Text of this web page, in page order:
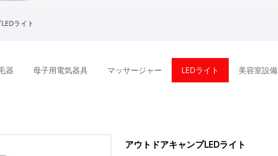
ライト
器 母子用電気器具 マッサージャー LEDライト 美容室設備
アウトドアキャンプLEDライト